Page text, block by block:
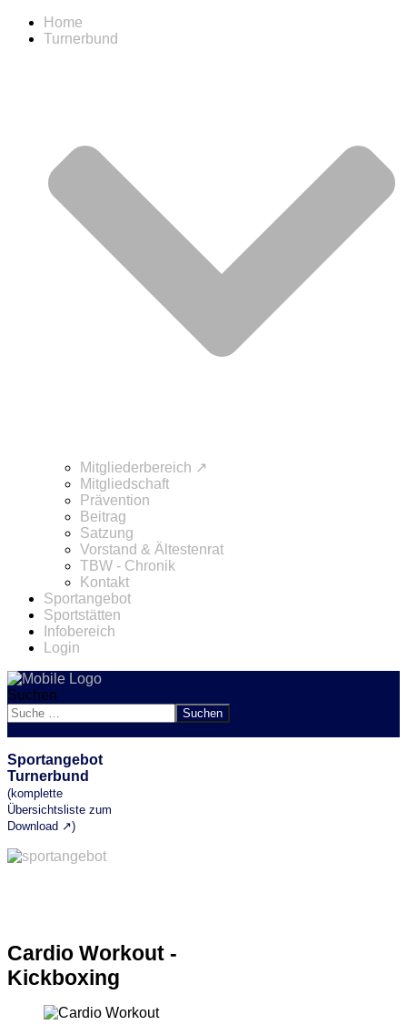
Home
Turnerbund
Mitgliederbereich ↗
Mitgliedschaft
Prävention
Beitrag
Satzung
Vorstand & Ältestenrat
TBW - Chronik
Kontakt
Sportangebot
Sportstätten
Infobereich
Login
Suchen
Suchen
Sportangebot
Turnerbund
(komplette
Übersichtsliste zum
Download ↗)
Cardio Workout -
Kickboxing